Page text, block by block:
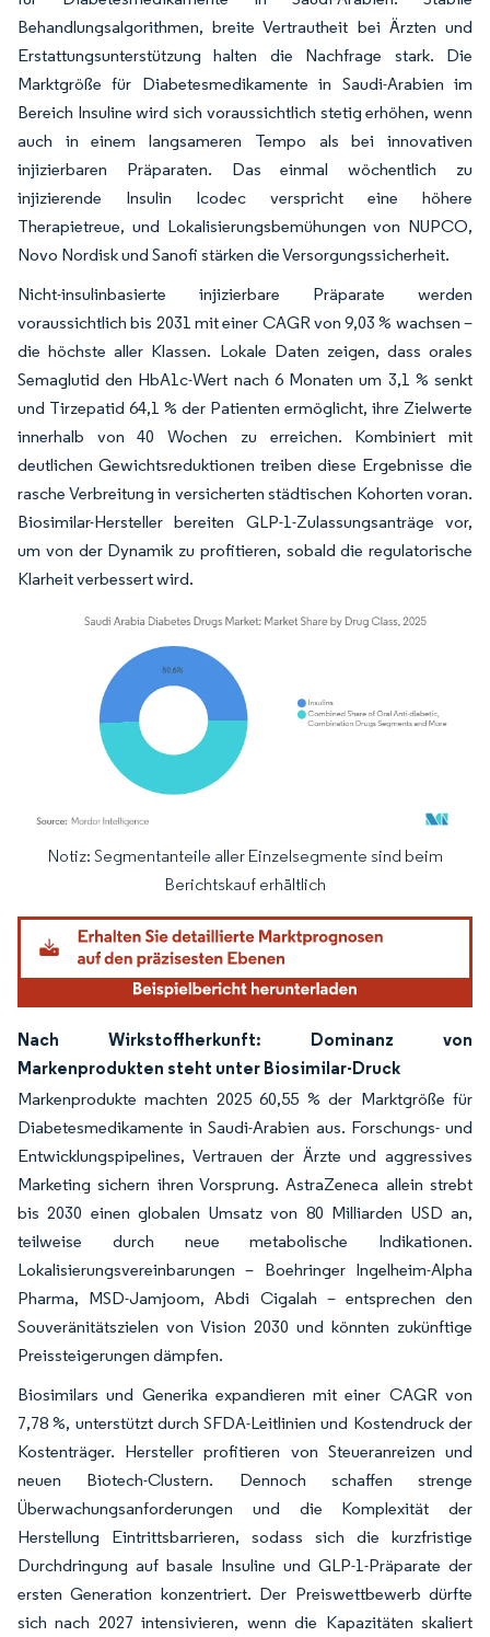
Behandlungsalgorithmen, breite Vertrautheit bei Ärzten und
Erstattungsunterstützung halten die Nachfrage stark. Die
Marktgröße für Diabetesmedikamente in Saudi-Arabien im
Bereich Insuline wird sich voraussichtlich stetig erhöhen, wenn
auch in einem langsameren Tempo als bei innovativen
injizierbaren Präparaten. Das einmal wöchentlich zu
injizierende Insulin Icodec verspricht eine höhere
Therapietreue, und Lokalisierungsbemühungen von NUPCO,
Novo Nordisk und Sanofi stärken die Versorgungssicherheit.
Nicht-insulinbasierte injizierbare Präparate werden
voraussichtlich bis 2031 mit einer CAGR von 9,03 % wachsen –
die höchste aller Klassen. Lokale Daten zeigen, dass orales
Semaglutid den HbA1c-Wert nach 6 Monaten um 3,1 % senkt
und Tirzepatid 64,1 % der Patienten ermöglicht, ihre Zielwerte
innerhalb von 40 Wochen zu erreichen. Kombiniert mit
deutlichen Gewichtsreduktionen treiben diese Ergebnisse die
rasche Verbreitung in versicherten städtischen Kohorten voran.
Biosimilar-Hersteller bereiten GLP-1-Zulassungsanträge vor,
um von der Dynamik zu profitieren, sobald die regulatorische
Klarheit verbessert wird.
Bild © Mordor Intelligence. Wiederverwendung erfordert Namensnennung
Notiz: Segmentanteile aller Einzelsegmente sind beim
Berichtskauf erhältlich
Nach Wirkstoffherkunft: Dominanz von
Markenprodukten steht unter Biosimilar-Druck
Markenprodukte machten 2025 60,55 % der Marktgröße für
Diabetesmedikamente in Saudi-Arabien aus. Forschungs- und
Entwicklungspipelines, Vertrauen der Ärzte und aggressives
Marketing sichern ihren Vorsprung. AstraZeneca allein strebt
bis 2030 einen globalen Umsatz von 80 Milliarden USD an,
teilweise durch neue metabolische Indikationen.
Lokalisierungsvereinbarungen – Boehringer Ingelheim-Alpha
Pharma, MSD-Jamjoom, Abdi Cigalah – entsprechen den
Souveränitätszielen von Vision 2030 und könnten zukünftige
Preissteigerungen dämpfen.
Biosimilars und Generika expandieren mit einer CAGR von
7,78 %, unterstützt durch SFDA-Leitlinien und Kostendruck der
Kostenträger. Hersteller profitieren von Steueranreizen und
neuen Biotech-Clustern. Dennoch schaffen strenge
Überwachungsanforderungen und die Komplexität der
Herstellung Eintrittsbarrieren, sodass sich die kurzfristige
Durchdringung auf basale Insuline und GLP-1-Präparate der
ersten Generation konzentriert. Der Preiswettbewerb dürfte
sich nach 2027 intensivieren, wenn die Kapazitäten skaliert